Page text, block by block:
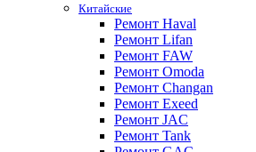
Китайские
Ремонт Haval
Ремонт Lifan
Ремонт FAW
Ремонт Omoda
Ремонт Changan
Ремонт Exeed
Ремонт JAC
Ремонт Tank